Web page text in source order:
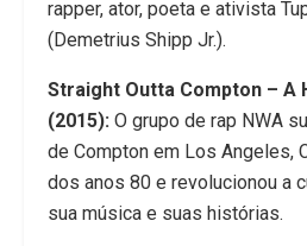
rapper, ator, poeta e ativista
(Demetrius Shipp Jr.).
Straight Outta Compton – A
(2015): O grupo de rap NWA
de Compton em Los Angeles,
dos anos 80 e revolucionou a
sua música e suas histórias.